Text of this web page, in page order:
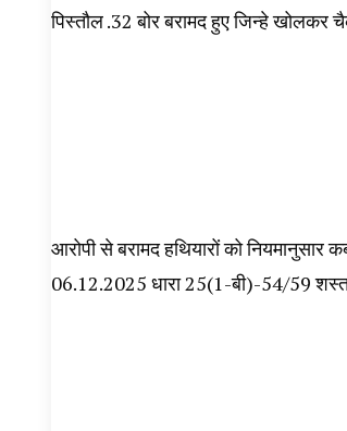
पिस्तौल .32 बोर बरामद हुए जिन्हे
आरोपी से बरामद हथियारों को
06.12.2025 धारा 25(1-बी)-54/59